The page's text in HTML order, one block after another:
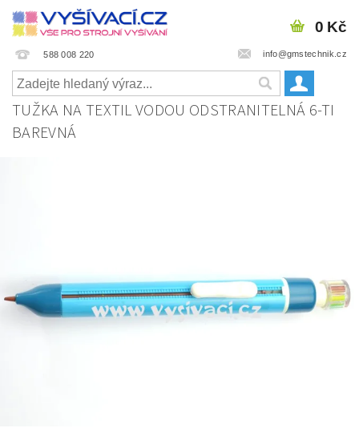
588 008 220 info@gmstechnik.cz
0 Kč
TUŽKA NA TEXTIL VODOU ODSTRANITELNÁ 6-TI
BAREVNÁ